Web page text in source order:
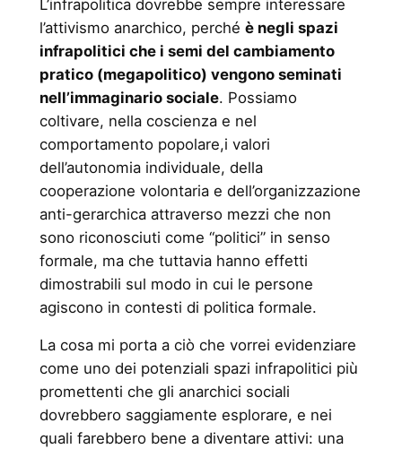
L’infrapolitica dovrebbe sempre interessare
l’attivismo anarchico, perché è negli spazi
infrapolitici che i semi del cambiamento
pratico (megapolitico) vengono seminati
nell’immaginario sociale. Possiamo
coltivare, nella coscienza e nel
comportamento popolare,i valori
dell’autonomia individuale, della
cooperazione volontaria e dell’organizzazione
anti-gerarchica attraverso mezzi che non
sono riconosciuti come “politici” in senso
formale, ma che tuttavia hanno effetti
dimostrabili sul modo in cui le persone
agiscono in contesti di politica formale.
La cosa mi porta a ciò che vorrei evidenziare
come uno dei potenziali spazi infrapolitici più
promettenti che gli anarchici sociali
dovrebbero saggiamente esplorare, e nei
quali farebbero bene a diventare attivi: una